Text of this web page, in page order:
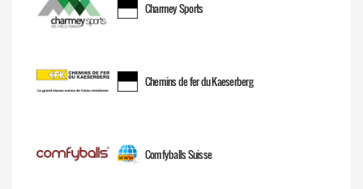
Charmey Sports
Chemins de fer du Kaeserberg
Comfyballs Suisse